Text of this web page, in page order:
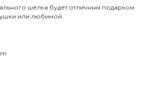
шёлка будет отличным подарком
или любимой.